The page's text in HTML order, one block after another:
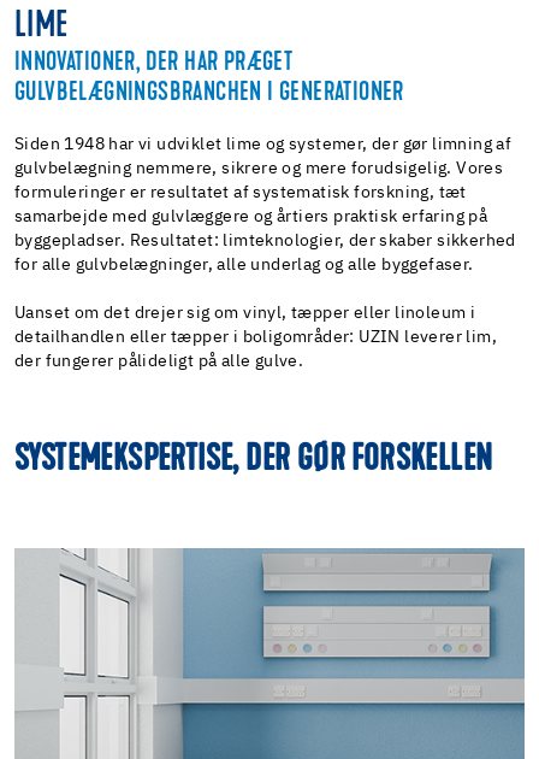
LIME
INNOVATIONER, DER HAR PRÆGET
GULVBELÆGNINGSBRANCHEN I GENERATIONER
Siden 1948 har vi udviklet lime og systemer, der gør limning af
gulvbelægning nemmere, sikrere og mere forudsigelig. Vores
formuleringer er resultatet af systematisk forskning, tæt
samarbejde med gulvlæggere og årtiers praktisk erfaring på
byggepladser. Resultatet: limteknologier, der skaber sikkerhed
for alle gulvbelægninger, alle underlag og alle byggefaser.
Uanset om det drejer sig om vinyl, tæpper eller linoleum i
detailhandlen eller tæpper i boligområder: UZIN leverer lim,
der fungerer pålideligt på alle gulve.
SYSTEMEKSPERTISE, DER GØR FORSKELLEN